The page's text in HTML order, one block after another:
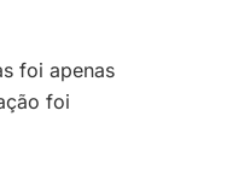
foi apenas
foi